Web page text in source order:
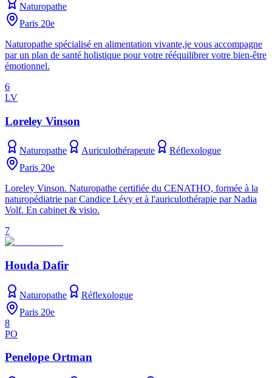
Naturopathe
Paris 20e
Naturopathe spécialisé en alimentation vivante,je vous accompagne
par un plan de santé holistique pour votre rééquilibrer votre bien-être
émotionnel.
6
LV
Loreley Vinson
Naturopathe Auriculothérapeute
Réflexologue
Paris 20e
Loreley Vinson. Naturopathe certifiée du CENATHO, formée à la
naturopédiatrie par Candice Lévy et à l'auriculothérapie par Nadia
Volf. En cabinet & visio.
7
Houda Dafir
Naturopathe
Réflexologue
Paris 20e
8
PO
Penelope Ortman